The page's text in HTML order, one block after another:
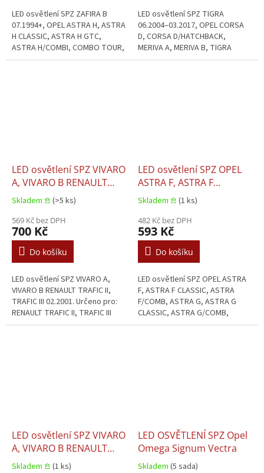
C, VECTRA C GTS, ZAFIRA
B 07.1994
LED osvětlení SPZ ZAFIRA B
07.1994+, OPEL ASTRA H, ASTRA
H CLASSIC, ASTRA H GTC,
ASTRA H/COMBI, COMBO TOUR,
COMBO/MINIVAN, CORSA C,
LED osvětlení SPZ TIGRA
06.2004–03.2017, OPEL CORSA
D, CORSA D/HATCHBACK,
MERIVA A, MERIVA B, TIGRA
06.2004–03.2017. Určeno pro:
LED osvětlení SPZ VIVARO
A, VIVARO B RENAULT
TRAFIC II, TRAFIC III
Skladem 𖠿 (>5 ks)
569 Kč bez DPH
700 Kč
Do košíku
LED osvětlení SPZ VIVARO A,
VIVARO B RENAULT TRAFIC II,
TRAFIC III 02.2001. Určeno pro:
RENAULT TRAFIC II, TRAFIC III
02.2001.
LED osvětlení SPZ OPEL
ASTRA F, ASTRA F
CLASSIC, ASTRA F/COMB,
ASTRA G, ASTRA G
CLASSIC, ASTRA G/COMB,
CORSA B, CORSA
B/HATCHBACK, OMEGA A,
OMEGA B, VECTRA B
09.1986–12.2009
Skladem 𖠿 (1 ks)
482 Kč bez DPH
593 Kč
Do košíku
LED osvětlení SPZ OPEL ASTRA
F, ASTRA F CLASSIC, ASTRA
F/COMB, ASTRA G, ASTRA G
CLASSIC, ASTRA G/COMB,
CORSA B, CORSA B/HATCHBACK,
LED osvětlení SPZ VIVARO
A, VIVARO B RENAULT
TRAFIC II, TRAFIC III
Skladem 𖠿 (1 ks)
LED OSVĚTLENÍ SPZ Opel
Omega Signum Vectra
Skladem (5 sada)